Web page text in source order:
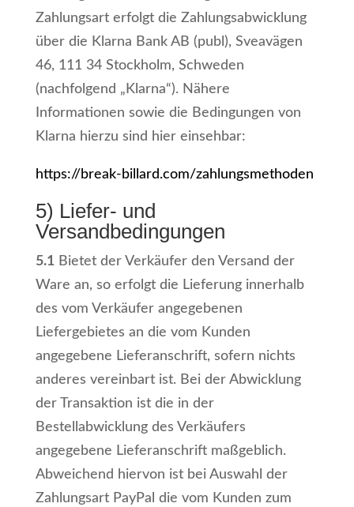
Zahlungsart erfolgt die Zahlungsabwicklung
über die Klarna Bank AB (publ), Sveavägen
46, 111 34 Stockholm, Schweden
(nachfolgend „Klarna“). Nähere
Informationen sowie die Bedingungen von
Klarna hierzu sind hier einsehbar:
https://break-billard.com/zahlungsmethoden
5) Liefer- und
Versandbedingungen
5.1Bietet der Verkäufer den Versand der
Ware an, so erfolgt die Lieferung innerhalb
des vom Verkäufer angegebenen
Liefergebietes an die vom Kunden
angegebene Lieferanschrift, sofern nichts
anderes vereinbart ist. Bei der Abwicklung
der Transaktion ist die in der
Bestellabwicklung des Verkäufers
angegebene Lieferanschrift maßgeblich.
Abweichend hiervon ist bei Auswahl der
Zahlungsart PayPal die vom Kunden zum